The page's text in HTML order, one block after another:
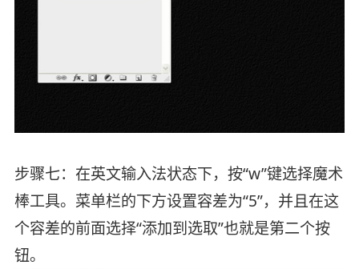
步骤七：在英文输入法状态下，按“w”键选择魔术
棒工具。菜单栏的下方设置容差为“5”，并且在这
个容差的前面选择“添加到选取”也就是第二个按
钮。